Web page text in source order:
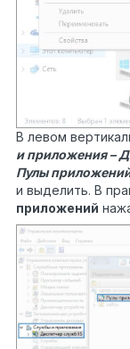
В левом
и приложения –
Пулы
и выделить. В
приложений